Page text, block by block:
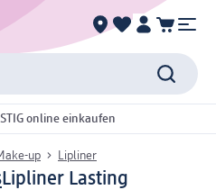
online einkaufen
up Lipliner
Lipliner Lasting